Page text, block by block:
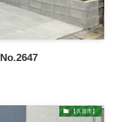
【久喜市】